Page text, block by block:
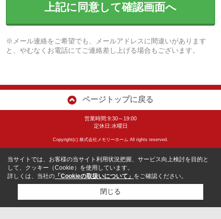
上記に同意して確認画面へ
※メール連絡をご希望でも、メールアドレスに間違いがあります
と、やむなくお電話にてご連絡差し上げる場合もございます。
ページトップに戻る
営業時間:9:30～19:00
定休日:水曜日
Copyright(c) 株式会社メモリーホーム All rights reserved.
当サイトでは、お客様の当サイト利用状況把握、サービス向上検討を目的と
して、クッキー（Cookie）を使用しています。
詳しくは、当社の 「Cookieの取扱いについて」 をご確認ください。
閉じる